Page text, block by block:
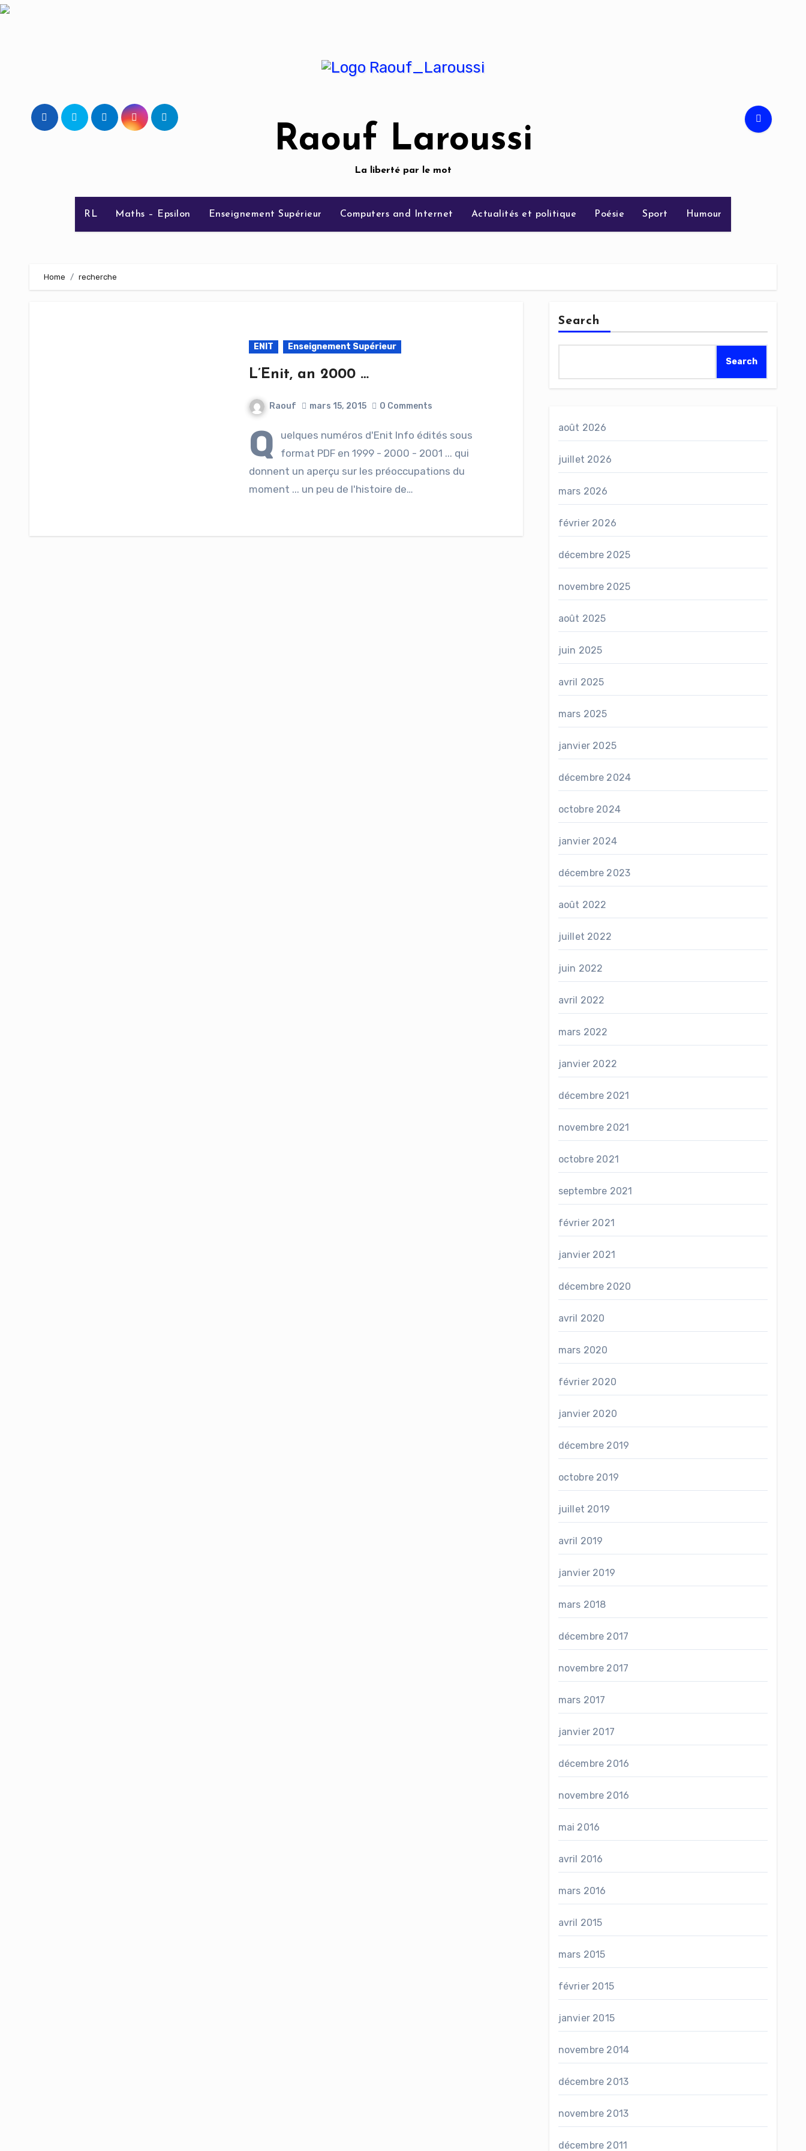
Skip
Raouf Laroussi
La liberté par le mot
RL Maths – Epsilon Enseignement Supérieur Computers and Internet Actualités et politique Poésie Sport Humour
Home recherche
ENIT Enseignement Supérieur
L’Enit, an 2000 …
Raouf mars 15, 2015 0 Comments
Q
uelques numéros d'Enit Info édités sous
format PDF en 1999 - 2000 - 2001 ... qui
donnent un aperçu sur les préoccupations du
moment ... un peu de l'histoire de…
Search
Search
août 2026
juillet 2026
mars 2026
février 2026
décembre 2025
novembre 2025
août 2025
juin 2025
avril 2025
mars 2025
janvier 2025
décembre 2024
octobre 2024
janvier 2024
décembre 2023
août 2022
juillet 2022
juin 2022
avril 2022
mars 2022
janvier 2022
décembre 2021
novembre 2021
octobre 2021
septembre 2021
février 2021
janvier 2021
décembre 2020
avril 2020
mars 2020
février 2020
janvier 2020
décembre 2019
octobre 2019
juillet 2019
avril 2019
janvier 2019
mars 2018
décembre 2017
novembre 2017
mars 2017
janvier 2017
décembre 2016
novembre 2016
mai 2016
avril 2016
mars 2016
avril 2015
mars 2015
février 2015
janvier 2015
novembre 2014
décembre 2013
novembre 2013
décembre 2011